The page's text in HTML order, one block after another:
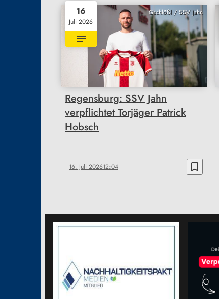
Gschlößl / SSV Jahn
16
Juli 2026
Regensburg: SSV Jahn
verpflichtet Torjäger Patrick
Hobsch
16. Juli 202612:04 bookmark_border